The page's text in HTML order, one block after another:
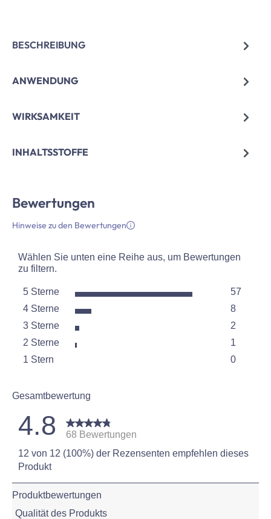
BESCHREIBUNG
INHALTSSTOFFE
WIRKSAMKEIT
ANWENDUNG
Bewertungen
Hinweise zu den Bewertungen
Wählen Sie unten eine Reihe aus, um Bewertungen
zu filtern.
5 Sterne Sterne
57
57
4 Sterne Sterne
8
8
3 Sterne Sterne
2
2
2 Sterne Sterne
1
1
1 Stern
0
Gesamtbewertung
4.8
68 Bewertungen
12 von 12 (100%) der Rezensenten empfehlen dieses
Produkt
Produktbewertungen
Qualität des Produkts